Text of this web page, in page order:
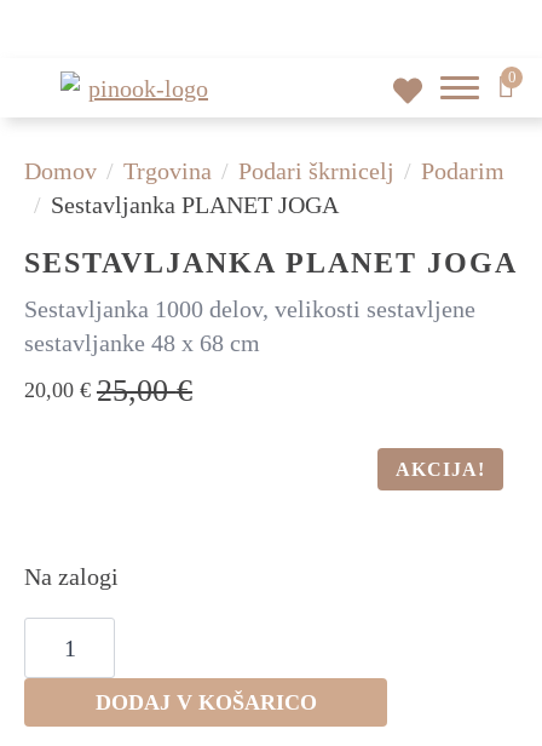
0
Domov Trgovina Podari škrnicelj
Podarim
Sestavljanka PLANET JOGA
SESTAVLJANKA PLANET JOGA
Sestavljanka 1000 delov, velikosti sestavljene
sestavljanke 48 x 68 cm
25,00€
IZVIRNA
20,00 €
TRENUTNA
AKCIJA!
Na zalogi
Sestavljanka
PLANET
JOGA
količinaDODAJ V KOŠARICO